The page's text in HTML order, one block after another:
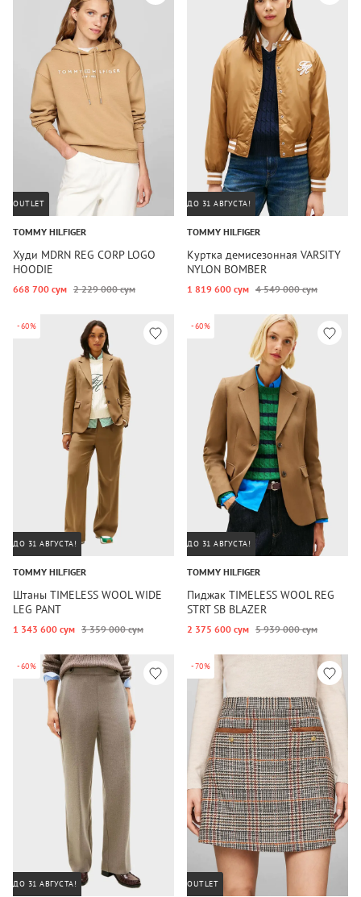
OUTLET
TOMMY HILFIGER
Худи MDRN REG CORP LOGO
HOODIE
668 700 сум 2 229 000 сум
ДО 31 АВГУСТА!
TOMMY HILFIGER
Куртка демисезонная VARSITY
NYLON BOMBER
1 819 600 сум 4 549 000 сум
-60%
ДО 31 АВГУСТА!
TOMMY HILFIGER
Штаны TIMELESS WOOL WIDE
LEG PANT
1 343 600 сум 3 359 000 сум
-60%
ДО 31 АВГУСТА!
TOMMY HILFIGER
Пиджак TIMELESS WOOL REG
STRT SB BLAZER
2 375 600 сум 5 939 000 сум
-60%
ДО 31 АВГУСТА!
-70%
OUTLET